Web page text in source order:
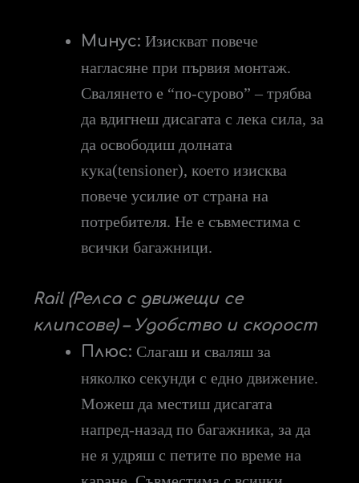
Минус: Изискват повече
нагласяне при първия монтаж.
Свалянето е “по-сурово” – трябва
да вдигнеш дисагата с лека сила, за
да освободиш долната
кука(tensioner), което изисква
повече усилие от страна на
потребителя. Не е съвместима с
всички багажници.
Rail (Релса с движещи се
клипсове) – Удобство и скорост
Плюс: Слагаш и сваляш за
няколко секунди с едно движение.
Можеш да местиш дисагата
напред-назад по багажника, за да
не я удряш с петите по време на